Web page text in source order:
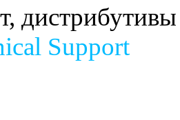
Support